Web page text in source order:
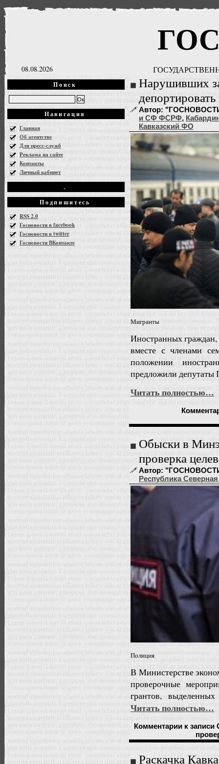
08.08.2026
Поиск
Навигация
Главная
Об агентстве
Для пресс-служб
Реклама на сайте
Контакты
Личный кабинет
.
Подпишитесь
RSS 2.0
Госновости в facebook
Госновости в twitter
Госновости ВКонтакте
Нарушивших
Автор:
и СФ ФСРФ,
Кавказский ФО
Мигранты
Иностранных
вместе с членами
положении
предложили
Читать полностью…
Обыски в
проверка
Автор:
Республика
Полиция
В Министерстве
проверочные
грантов,
Читать полностью…
Комментарии к
Раскачка